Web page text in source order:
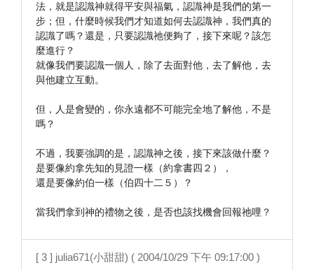
法，就是認識神就得平安與福氣，認識神是我們的第一
步；但，什麼時候我們才知道如何去認識神，我們真的
認識了嗎？還是，只要認識祂便夠了，接下來呢？該怎
麼進行？
就像我們要認識一個人，除了去面對他，去了解他，去
與他建立互動。
但，人是會變的，你永遠都不可能完全地了解他，不是
嗎？
不過，我要強調的是，認識神之後，接下來該做什麼？
是要像約拿先知的見證一樣（約拿書四２），
還是要像約伯一樣（伯四十二５）？
當我們拿到神的禮物之後，是否也該找機會回報祂哩？
[ 3 ] julia671(小甜甜) ( 2004/10/29 下午 09:17:00 )